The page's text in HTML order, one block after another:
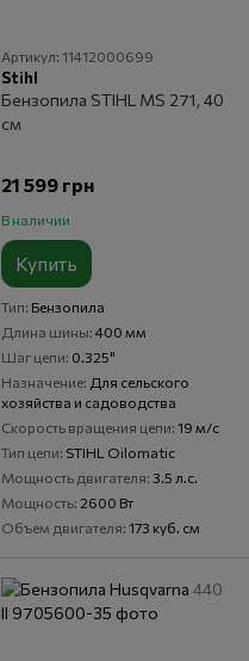
Артикул: 11412000699
Stihl
Бензопила STIHL MS 271, 40
см
21 599 грн
В наличии
Купить
Тип Бензопила
Длина шины 400 мм
Шаг цепи 0.325"
Назначение Для сельского
хозяйства и садоводства
Скорость вращения цепи 19 м/с
Тип цепи STIHL Oilomatic
Мощность двигателя 3.5 л.с.
Мощность 2600 Вт
Объем двигателя 173 куб. см